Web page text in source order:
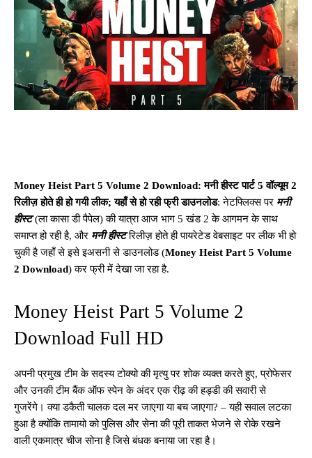
Money Heist Part 5 Volume 2 Download: मनी हीस्ट पार्ट 5 वॉल्यूम 2
​​रिलीज़ होते ही हो गयी लीक; यहाँ से हो रही फ्री डाउनलोड: नेटफ्लिक्स पर मनी
हीस्ट(ला कासा डी पैपेल) की यात्रा आज भाग 5 खंड 2 के आगमन के साथ
समाप्त हो रही है, और मनी हीस्टरिलीज़ होते ही पायरेटेड वेबसाइट पर लीक भी हो
चुकी है जहाँ से इसे इअसनी से डाउनलोड (Money Heist Part 5 Volume
2 Download) कर फ्री में देखा जा रहा है.
Money Heist Part 5 Volume 2
Download Full HD
अपनी प्रमुख टीम के सदस्य टोक्यो की मृत्यु पर शोक व्यक्त करते हुए, प्रोफेसर
और उनकी टीम बैंक ऑफ स्पेन के अंदर एक रीढ़ की हड्डी की सवारी से
गुजरेंगे। क्या डकैती चालक दल मर जाएगा या बच जाएगा? – यही सवाल लटका
हुआ है क्योंकि तामायो को पुलिस और सेना की पूरी ताकत भेजने से रोके रखने
वाली एकमात्र चीज सोना है जिसे बंधक बनाया जा रहा है।